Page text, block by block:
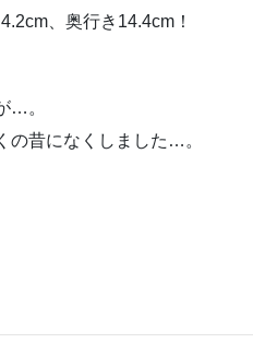
、奥行き14.4cm！
…。
の昔になくしました…。